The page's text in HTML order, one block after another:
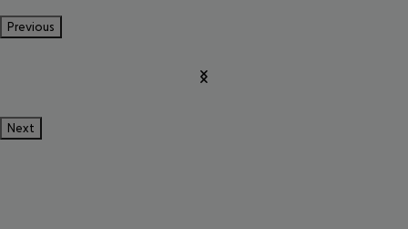
Previous
Next